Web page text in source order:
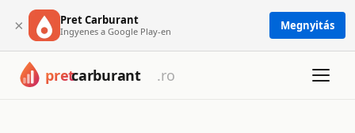
× Pret Carburant
Ingyenes a Google Play-en Megnyitás